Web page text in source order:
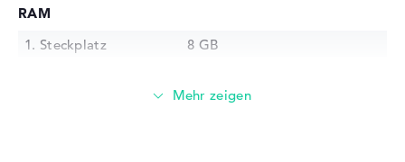
RAM
1. Steckplatz
8 GB
16 GB